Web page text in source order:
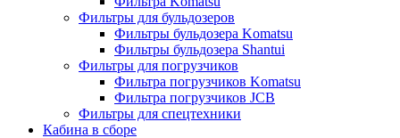
Фильтры для бульдозеров
Фильтры бульдозера Komatsu
Фильтры бульдозера Shantui
Фильтры для погрузчиков
Фильтра погрузчиков Komatsu
Фильтра погрузчиков JCB
Фильтры для спецтехники
Кабина в сборе